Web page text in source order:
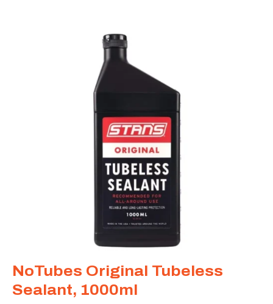
NoTubes Original Tubeless
Sealant, 1000ml